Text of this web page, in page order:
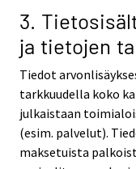
3.
ja tietojen
Tiedot
tarkkuudella koko
julkaistaan
(esim. palvelut).
maksetuista